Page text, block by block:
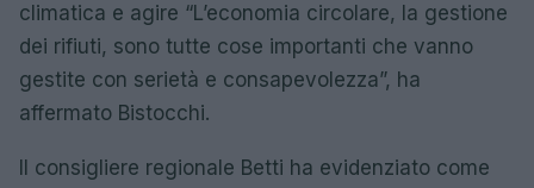
climatica e agire “L’economia circolare, la gestione
dei rifiuti, sono tutte cose importanti che vanno
gestite con serietà e consapevolezza”, ha
affermato Bistocchi.
Il consigliere regionale Betti ha evidenziato come